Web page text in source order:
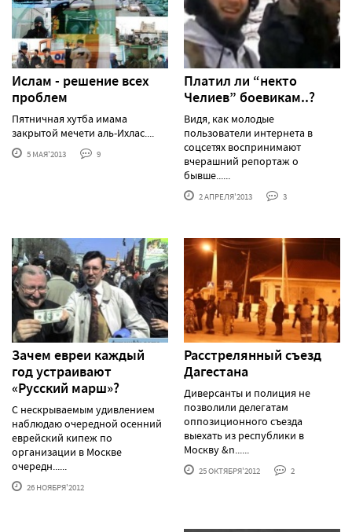
Ислам - решение всех
проблем
Пятничная хутба имама
закрытой мечети аль-Ихлас....
5 МАЯ'2013 9
Платил ли “некто
Челиев” боевикам..?
Видя, как молодые
пользователи интернета в
соцсетях воспринимают
вчерашний репортаж о
бывше......
2 АПРЕЛЯ'2013 3
Зачем евреи каждый
год устраивают
«Русский марш»?
С нескрываемым удивлением
наблюдаю очередной осенний
еврейский кипеж по
организации в Москве
очередн......
26 НОЯБРЯ'2012
Расстрелянный съезд
Дагестана
Диверсанты и полиция не
позволили делегатам
оппозиционного съезда
выехать из республики в
Москву &n......
25 ОКТЯБРЯ'2012 2